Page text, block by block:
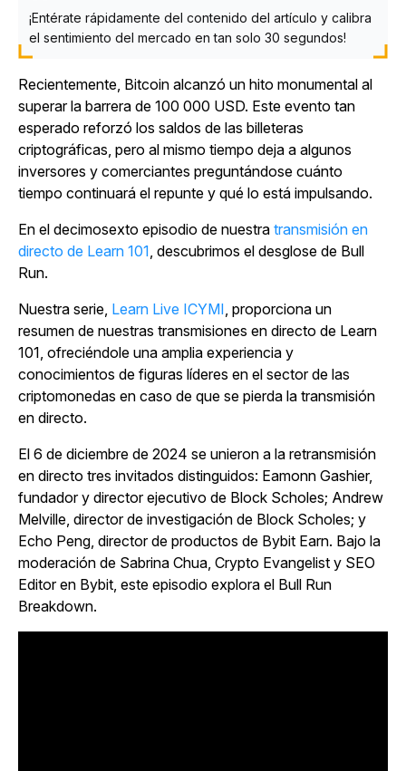
¡Entérate rápidamente del contenido del artículo y calibra
el sentimiento del mercado en tan solo 30 segundos!
Recientemente, Bitcoin alcanzó un hito monumental al
superar la barrera de 100 000 USD. Este evento tan
esperado reforzó los saldos de las billeteras
criptográficas, pero al mismo tiempo deja a algunos
inversores y comerciantes preguntándose cuánto
tiempo continuará el repunte y qué lo está impulsando.
En el decimosexto episodio de nuestra transmisión en
directo de Learn 101, descubrimos el desglose de Bull
Run.
Nuestra serie, Learn Live ICYMI, proporciona un
resumen de nuestras transmisiones en directo de Learn
101, ofreciéndole una amplia experiencia y
conocimientos de figuras líderes en el sector de las
criptomonedas en caso de que se pierda la transmisión
en directo.
El 6 de diciembre de 2024 se unieron a la retransmisión
en directo tres invitados distinguidos: Eamonn Gashier,
fundador y director ejecutivo de Block Scholes; Andrew
Melville, director de investigación de Block Scholes; y
Echo Peng, director de productos de Bybit Earn. Bajo la
moderación de Sabrina Chua, Crypto Evangelist y SEO
Editor en Bybit, este episodio explora el Bull Run
Breakdown.